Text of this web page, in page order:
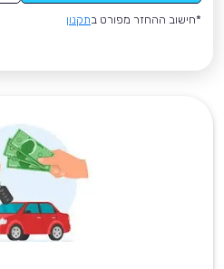
*חישוב ההחזר מפורט בתקנון